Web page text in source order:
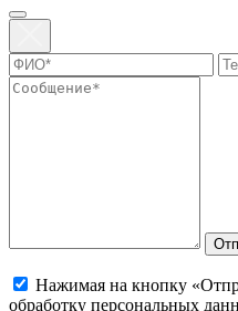
Нажимая на кнопку
обработку персональных